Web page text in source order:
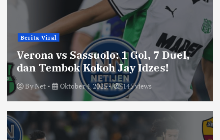
Berita Viral
Verona vs Sassuolo: 1 Gol, 7 Duel,
dan Tembok Kokoh Jay Idzes!
ByNet Oktober 4, 2025 145 views